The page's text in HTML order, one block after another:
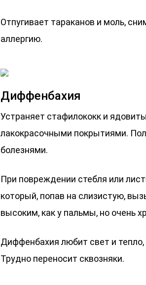
Отпугивает тараканов и моль,
аллергию.
Диффенбахия
Устраняет стафилококк и
лакокрасочными покрытиями.
болезнями.
При повреждении стебля или
который, попав на слизистую,
высоким, как у пальмы, но очень
Диффенбахия любит свет и
Трудно переносит сквозняки.